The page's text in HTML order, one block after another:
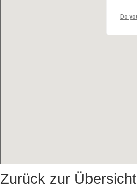
Do
Zurück zur